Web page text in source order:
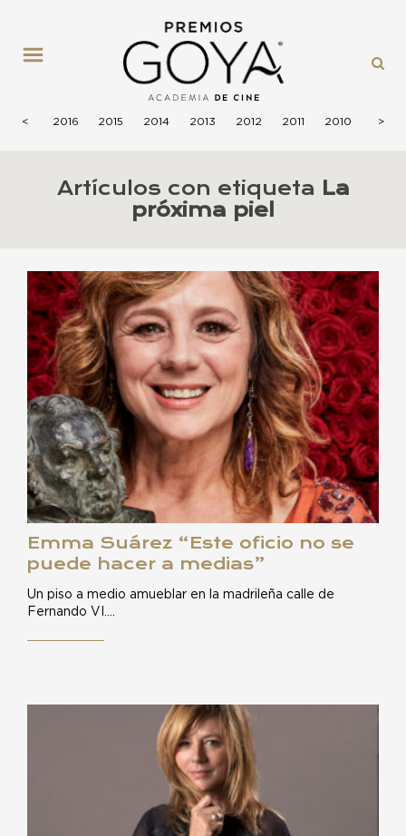
<
2017 2016 2015 2014 2013 2012 2011 2010 2009
>
Artículos con etiqueta La
próxima piel
Emma Suárez “Este oficio no se
puede hacer a medias”
Un piso a medio amueblar en la madrileña calle de
Fernando VI.…